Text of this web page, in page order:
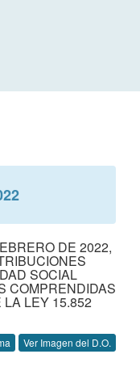
DE 2022,
SOCIAL
COMPRENDIDAS
LEY 15.852
Ver Imagen del D.O.